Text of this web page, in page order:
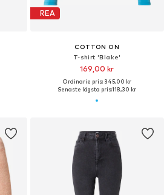
REA
COTTON ON
T-shirt 'Blake'
169,00 kr
Ordinarie pris: 345,00 kr
Senaste lägsta pris:118,30 kr